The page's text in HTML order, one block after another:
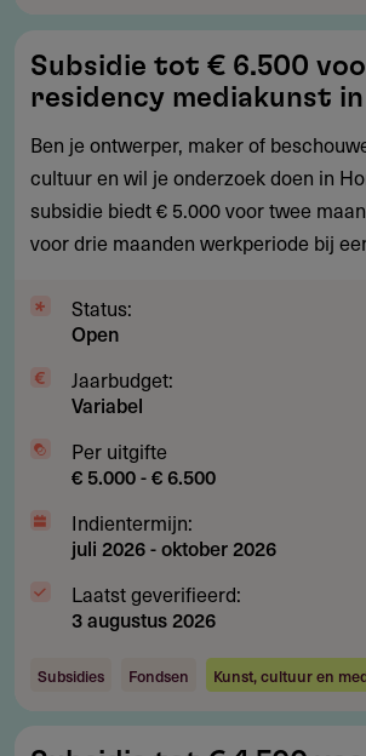
tot
€
6.500
voor
residency
mediakunst
Hongkong
Subsidie tot € 6.500
residency mediakunst
Ben je ontwerper, maker of
cultuur en wil je onderzoek doen in
subsidie biedt € 5.000 voor twee
voor drie maanden werkperiode bij
Status:
Open
Jaarbudget:
Variabel
Per uitgifte
€ 5.000 - € 6.500
Indientermijn:
juli 2026-oktober 2026
Laatst geverifieerd:
3 augustus 2026
Subsidies Fondsen Kunst, cultuur en